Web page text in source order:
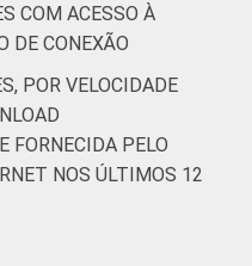
COM ACESSO À
DE CONEXÃO
POR VELOCIDADE
FORNECIDA PELO
NOS ÚLTIMOS 12